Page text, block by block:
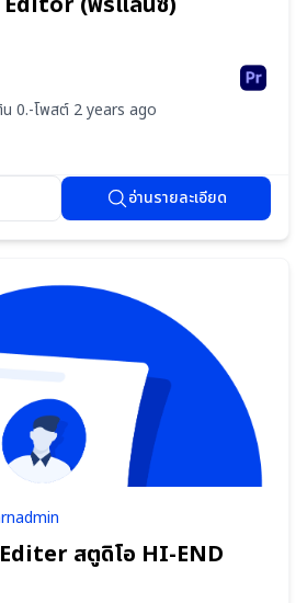
น 0.-โพสต์ 2 years ago
อ่านรายละเอียด
สตูดิโอ HI-END